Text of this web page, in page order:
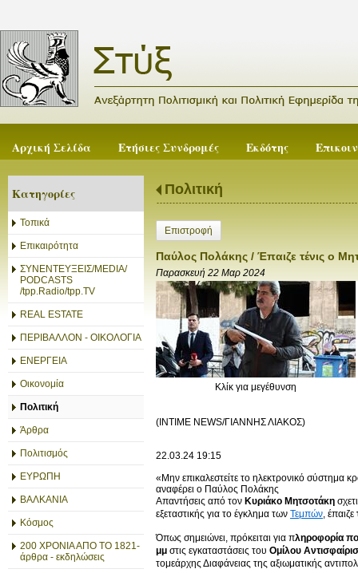
Αρχική Σελίδα Ετήσιες Συνδρομές Εκδότης
Κατηγορίες
Τοπικά
Επικαιρότητα
ΣΥΝΕΝΤΕΥΞΕΙΣ/MEDIA/
PODCASTS
/tpp.Radio/tpp.TV
REAL ESTATE
ΠΕΡΙΒΑΛΛΟΝ - ΟΙΚΟΛΟΓΙΑ
ΕΝΕΡΓΕΙΑ
Οικονομία
Πολιτική
Άρθρα
Πολιτισμός
ΕΥΡΩΠΗ
ΒΑΛΚΑΝΙΑ
Κόσμος
200 ΧΡΟΝΙΑ ΑΠΟ ΤΟ 1821-
άρθρα - εκδηλώσεις
Πολιτική
Επιστροφή
Παύλος Πολάκης / Έπαιζε τένις ο
Παρασκευή 22 Μαρ 2024
Κλίκ για μεγέθυνση
(INTIME NEWS/ΓΙΑΝΝΗΣ ΛΙΑΚΟΣ)
22.03.24 19:15
«Μην επικαλεστείτε το ηλεκτρονικό σύστημα
αναφέρει ο Παύλος Πολάκης
Απαντήσεις από τον Κυριάκο Μητσοτάκη
εξεταστικής για το έγκλημα των Τεμπών , έπαιζε
Όπως σημειώνει, πρόκειται για πληροφορία
μμ στις εγκαταστάσεις του Ομίλου
τομεάρχης Διαφάνειας της αξιωματικής